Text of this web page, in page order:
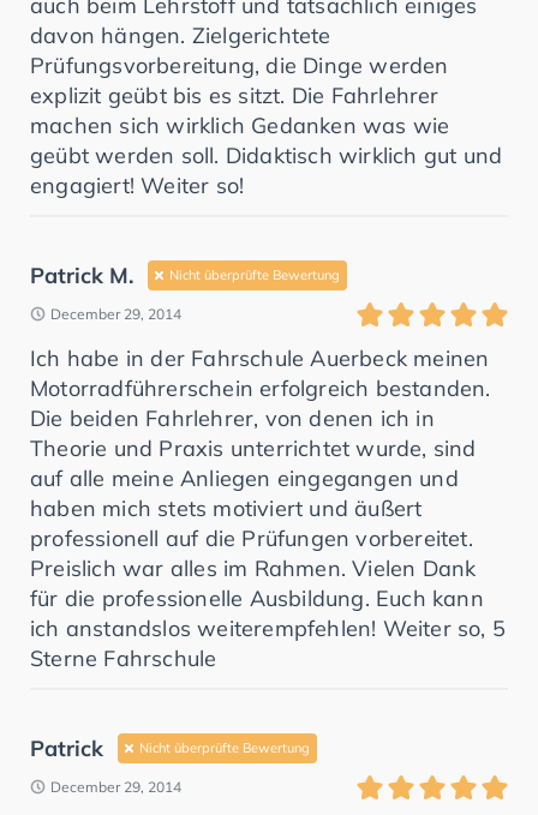
davon hängen. Zielgerichtete
Prüfungsvorbereitung, die Dinge werden
explizit geübt bis es sitzt. Die Fahrlehrer
machen sich wirklich Gedanken was wie
geübt werden soll. Didaktisch wirklich gut und
engagiert! Weiter so!
Patrick M. Nicht überprüfte Bewertung
December 29, 2014
Ich habe in der Fahrschule Auerbeck meinen
Motorradführerschein erfolgreich bestanden.
Die beiden Fahrlehrer, von denen ich in
Theorie und Praxis unterrichtet wurde, sind
auf alle meine Anliegen eingegangen und
haben mich stets motiviert und äußert
professionell auf die Prüfungen vorbereitet.
Preislich war alles im Rahmen. Vielen Dank
für die professionelle Ausbildung. Euch kann
ich anstandslos weiterempfehlen! Weiter so, 5
Sterne Fahrschule
Patrick Nicht überprüfte Bewertung
December 29, 2014